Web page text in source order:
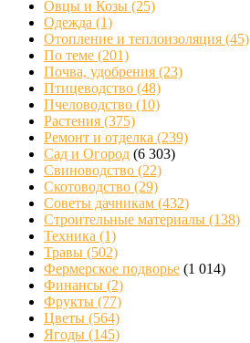
Овцы и Козы (25)
Одежда (1)
Отопление и теплоизоляция (45)
По теме (201)
Почва, удобрения (23)
Птицеводство (48)
Пчеловодство (10)
Растения (375)
Ремонт и отделка (239)
Сад и Огород (6 303)
Свиноводство (22)
Скотоводство (29)
Советы дачникам (432)
Строительные материалы (138)
Техника (1)
Травы (502)
Фермерское подворье (1 014)
Финансы (2)
Фрукты (77)
Цветы (564)
Ягоды (145)